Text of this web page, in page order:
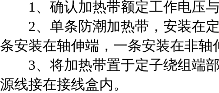
1、确认加热带额定工作电压与
2、单条防潮加热带，安装在定
条安装在轴伸端，一条安装在非轴
3、将加热带置于定子绕组端部
源线接在接线盒内。